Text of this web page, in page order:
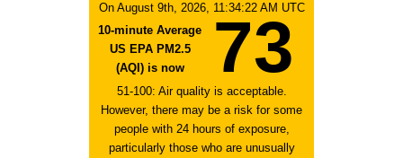
On August 9th, 2026, 11:34:22 AM UTC
10-minute Average
US EPA PM2.5
(AQI) is now
73
51-100: Air quality is acceptable.
However, there may be a risk for some
people with 24 hours of exposure,
particularly those who are unusually